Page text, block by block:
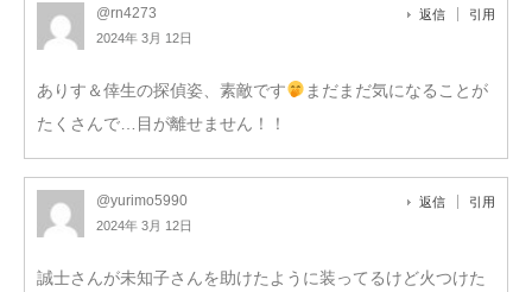
@rn4273
2024年 3月 12日
返信 引用
ありす＆倖生の探偵姿、素敵です
まだまだ気になることが
たくさんで…目が離せません！！
@yurimo5990
2024年 3月 12日
返信 引用
誠士さんが未知子さんを助けたように装ってるけど火つけた